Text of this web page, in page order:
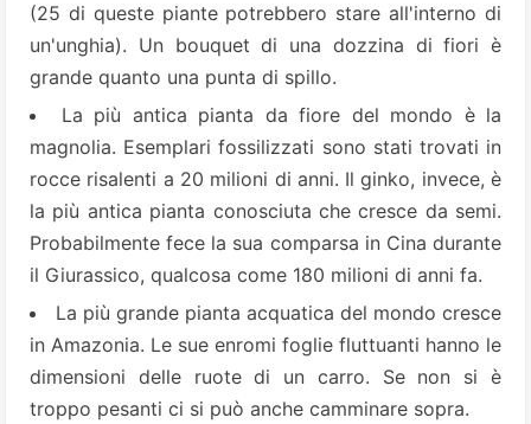
(25 di queste piante potrebbero stare all'interno di
un'unghia). Un bouquet di una dozzina di fiori è
grande quanto una punta di spillo.
La più antica pianta da fiore del mondo è la
magnolia. Esemplari fossilizzati sono stati trovati in
rocce risalenti a 20 milioni di anni. Il ginko, invece, è
la più antica pianta conosciuta che cresce da semi.
Probabilmente fece la sua comparsa in Cina durante
il Giurassico, qualcosa come 180 milioni di anni fa.
La più grande pianta acquatica del mondo cresce
in Amazonia. Le sue enromi foglie fluttuanti hanno le
dimensioni delle ruote di un carro. Se non si è
troppo pesanti ci si può anche camminare sopra.